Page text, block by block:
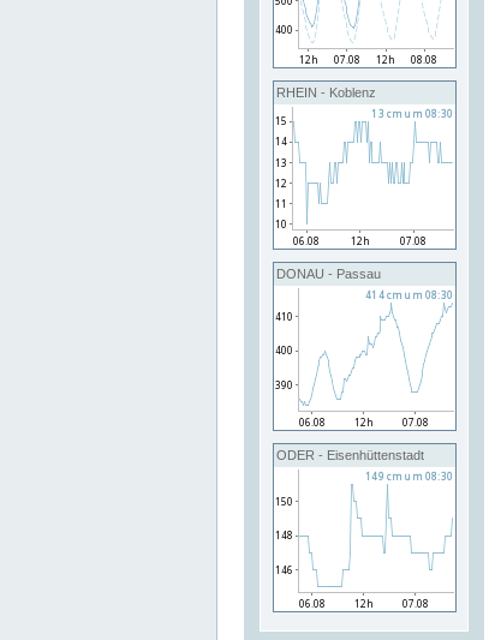
RHEIN - Koblenz
DONAU - Passau
ODER - Eisenhüttenstadt